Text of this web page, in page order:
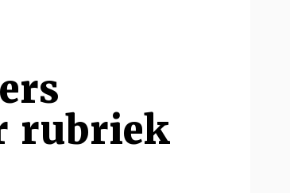
rubriek